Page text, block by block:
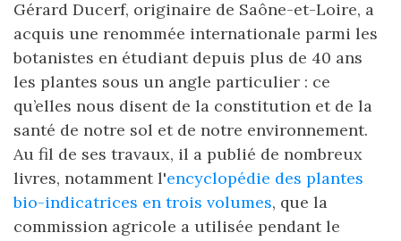
Gérard Ducerf, originaire de Saône-et-Loire, a
acquis une renommée internationale parmi les
botanistes en étudiant depuis plus de 40 ans
les plantes sous un angle particulier : ce
qu’elles nous disent de la constitution et de la
santé de notre sol et de notre environnement.
Au fil de ses travaux, il a publié de nombreux
livres, notamment l'encyclopédie des plantes
bio-indicatrices en trois volumes, que la
commission agricole a utilisée pendant le